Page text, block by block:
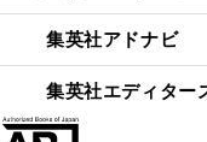
集英社アドナビ
集英社エディター